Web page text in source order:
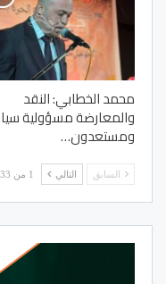
محمد الخطابي: النقد
والمعارضة مسؤولية
ومستعدون…
السابق التالي 1 من 133